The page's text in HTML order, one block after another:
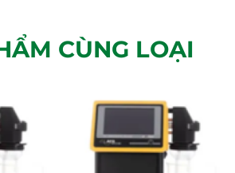
CÙNG LOẠI